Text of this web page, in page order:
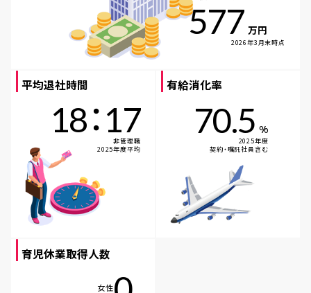
577 万円
2026年3月末時点
平均退社時間
18：17
非管理職
2025年度平均
有給消化率
70.5 %
2025年度
契約・嘱託社員含む
育児休業取得人数
女性